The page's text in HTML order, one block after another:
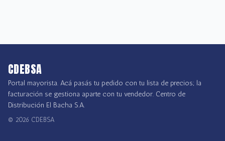
CDEBSA
Portal mayorista. Acá pasás tu pedido con tu lista de precios; la
facturación se gestiona aparte con tu vendedor. Centro de
Distribución El Bacha S.A.
© 2026 CDEBSA